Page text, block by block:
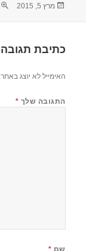
פורסם
מרץ 5, 2015
כתיבת תגובה
האימייל לא יוצג באתר.
התגובה שלך *
שם *